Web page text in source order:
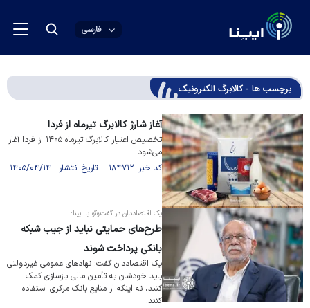
فارسی
برچسب ها - کالابرگ الکترونیک
آغاز شارژ کالابرگ تیرماه از فردا
تخصیص اعتبار کالابرگ تیرماه ۱۴۰۵ از فردا آغاز
می‌شود.
کد خبر: ۱۸۴۷۱۲ تاریخ انتشار : ۱۴۰۵/۰۴/۱۴
یک اقتصاددان در گفت‌وگو با ایبنا:
طرح‌های حمایتی نباید از جیب شبکه
بانکی پرداخت شوند
یک اقتصاددان گفت: نهاد‌های عمومی غیردولتی
باید خودشان به تأمین مالی بازسازی کمک
کنند، نه اینکه از منابع بانک مرکزی استفاده
کنند.